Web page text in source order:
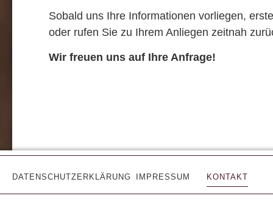
Sobald uns Ihre Informationen vorliegen,
oder rufen Sie zu Ihrem Anliegen zeitnah
Wir freuen uns auf Ihre Anfrage!
DATENSCHUTZERKLÄRUNG IMPRESSUM KONTAKT